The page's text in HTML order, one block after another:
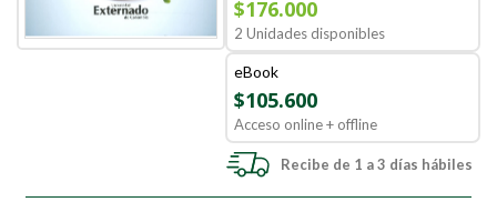
$176.000
2 Unidades disponibles
eBook
$105.600
Acceso online + offline
Recibe de 1 a 3 días hábiles